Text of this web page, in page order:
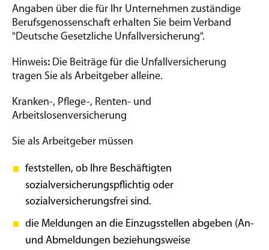
Angaben über die für Ihr Unternehmen zuständige
Berufsgenossenschaft erhalten Sie beim Verband
"Deutsche Gesetzliche Unfallversicherung".
Hinweis: Die Beiträge für die Unfallversicherung
tragen Sie als Arbeitgeber alleine.
Kranken-, Pflege-, Renten- und
Arbeitslosenversicherung
Sie als Arbeitgeber müssen
feststellen, ob Ihre Beschäftigten
sozialversicherungspflichtig oder
sozialversicherungsfrei sind.
die Meldungen an die Einzugsstellen abgeben (An-
und Abmeldungen beziehungsweise